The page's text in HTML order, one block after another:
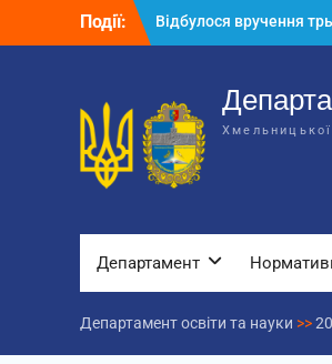
Події:
Відбулося вручення
для потреб закладів
Департаменту освіти
державної
Відбулась обласна
відповідальних за
патріотичне виховання
Департамент
Департамент освіти та науки >>